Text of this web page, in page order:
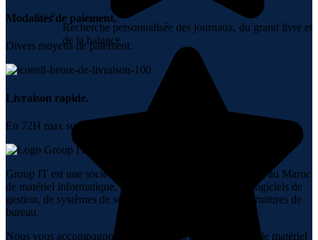
Recherche personnalisée des journaux, du grand livre et
de la balance
Modalités de paiement.
Divers moyens de paiement.
Livraison rapide.
En 72H max sur tout le Maroc.
Group IT est une société spécialisée dans la vente en ligne au Maroc
de matériel informatique, de réseaux, de téléphonie, de logiciels de
gestion, de systèmes de sécurité, d’audiovisuel et de fournitures de
bureau.
Nous vous accompagnons dans tous vos achats en ligne de matériel